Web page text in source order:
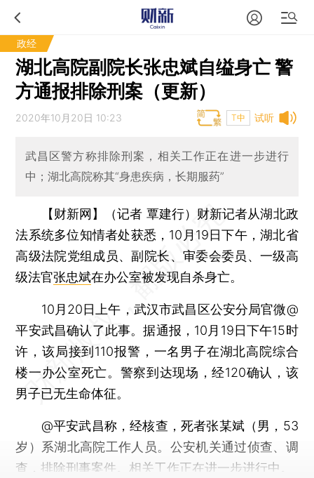
政经
湖北高院副院长张忠斌自缢身亡 警
方通报排除刑案（更新）
试听
2020年10月20日 10:23 T中
武昌区警方称排除刑案，相关工作正在进一步进行
中；湖北高院称其“身患疾病，长期服药”
【财新网】（记者 覃建行） 财新记者从湖北政
法系统多位知情者处获悉，10月19日下午，湖北省
高级法院党组成员、副院长、审委会委员、一级高
级法官张忠斌在办公室被发现自杀身亡。
10月20日上午，武汉市武昌区公安分局官微@
平安武昌确认了此事。据通报，10月19日下午15时
许，该局接到110报警，一名男子在湖北高院综合
楼一办公室死亡。警察到达现场，经120确认，该
男子已无生命体征。
@平安武昌称，经核查，死者张某斌（男，53
岁）系湖北高院工作人员。公安机关通过侦查、调
查，排除刑事案件。相关工作正在进一步进行中。